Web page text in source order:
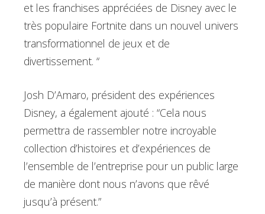
et les franchises appréciées de Disney avec le
très populaire Fortnite dans un nouvel univers
transformationnel de jeux et de
divertissement. “
Josh D’Amaro, président des expériences
Disney, a également ajouté : “Cela nous
permettra de rassembler notre incroyable
collection d’histoires et d’expériences de
l’ensemble de l’entreprise pour un public large
de manière dont nous n’avons que rêvé
jusqu’à présent.”